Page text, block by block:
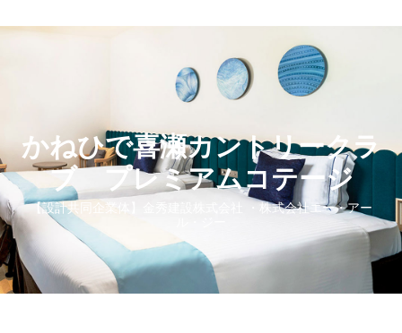
かねひで喜瀬カントリークラ
ブ プレミアムコテージ
【設計共同企業体】金秀建設株式会社 ・株式会社エー・アー